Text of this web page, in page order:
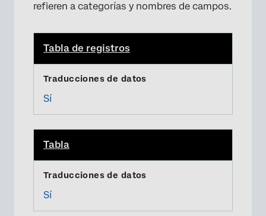
refieren a categorías y nombres de campos.
Tabla de registros
Sí
Tabla
Sí